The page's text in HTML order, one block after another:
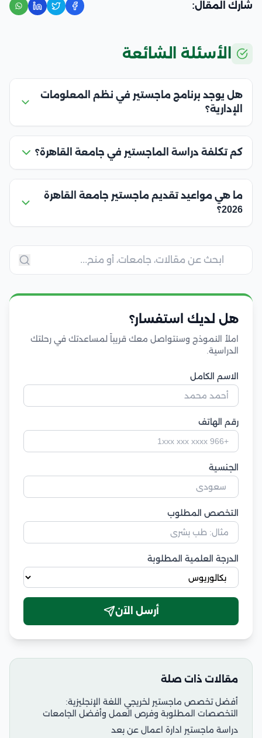
شارك المقال:
الأسئلة الشائعة
هل يوجد برنامج ماجستير في نظم المعلومات
الإدارية؟
كم تكلفة دراسة الماجستير في جامعة القاهرة؟
ما هي مواعيد تقديم ماجستير جامعة القاهرة
2026؟
هل لديك استفسار؟
املأ النموذج وسنتواصل معك قريباً لمساعدتك في رحلتك
الدراسية.
الاسم الكامل
رقم الهاتف
الجنسية
التخصص المطلوب
الدرجة العلمية المطلوبة
أرسل الآن
مقالات ذات صلة
أفضل تخصص ماجستير لخريجي اللغة الإنجليزية:
التخصصات المطلوبة وفرص العمل وأفضل الجامعات
دراسة ماجستير ادارة اعمال عن بعد